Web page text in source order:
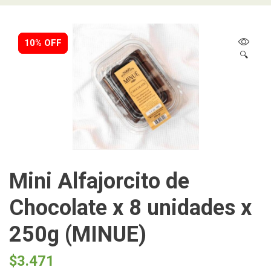
10% OFF
10% OFF
🔍
Mini Alfajorcito de
Chocolate x 8 unidades x
250g (MINUE)
$3.471